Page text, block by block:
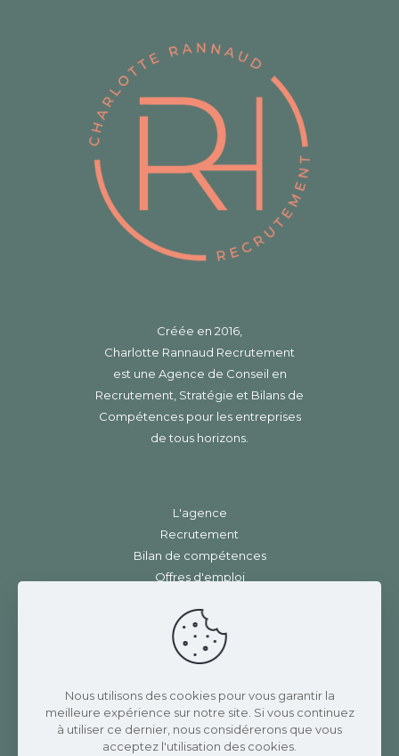
Créée en 2016,
Charlotte Rannaud Recrutement
est une Agence de Conseil en
Recrutement, Stratégie et Bilans de
Compétences pour les entreprises
de tous horizons.
L'agence
Recrutement
Bilan de compétences
Offres d'emploi
Mentions légales
Charlotte Rannaud Recrutement
3 Place de la gare
42410 CHAVANAY
Nous utilisons des cookies pour vous garantir la
meilleure expérience sur notre site. Si vous continuez
à utiliser ce dernier, nous considérerons que vous
acceptez l'utilisation des cookies.